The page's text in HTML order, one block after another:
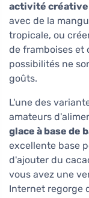
activité
avec de la
tropicale, ou
de framboises et
possibilités ne
goûts.
L'une des
amateurs
glace à base de
excellente base
d'ajouter du
vous avez une
Internet regorge